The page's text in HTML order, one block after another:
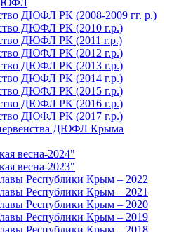
ДЮФЛ РК (2008-2009 гг. р.)
ДЮФЛ РК (2010 г.р.)
ДЮФЛ РК (2011 г.р.)
ДЮФЛ РК (2012 г.р.)
ДЮФЛ РК (2013 г.р.)
ДЮФЛ РК (2014 г.р.)
ДЮФЛ РК (2015 г.р.)
ДЮФЛ РК (2016 г.р.)
ДЮФЛ РК (2017 г.р.)
ДЮФЛ Крыма
весна-2024"
весна-2023"
Республики Крым – 2022
Республики Крым – 2021
Республики Крым – 2020
Республики Крым – 2019
Республики Крым – 2018